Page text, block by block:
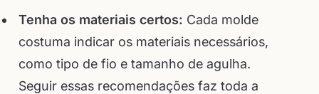
Tenha os materiais certos: Cada molde
costuma indicar os materiais necessários,
como tipo de fio e tamanho de agulha.
Seguir essas recomendações faz toda a